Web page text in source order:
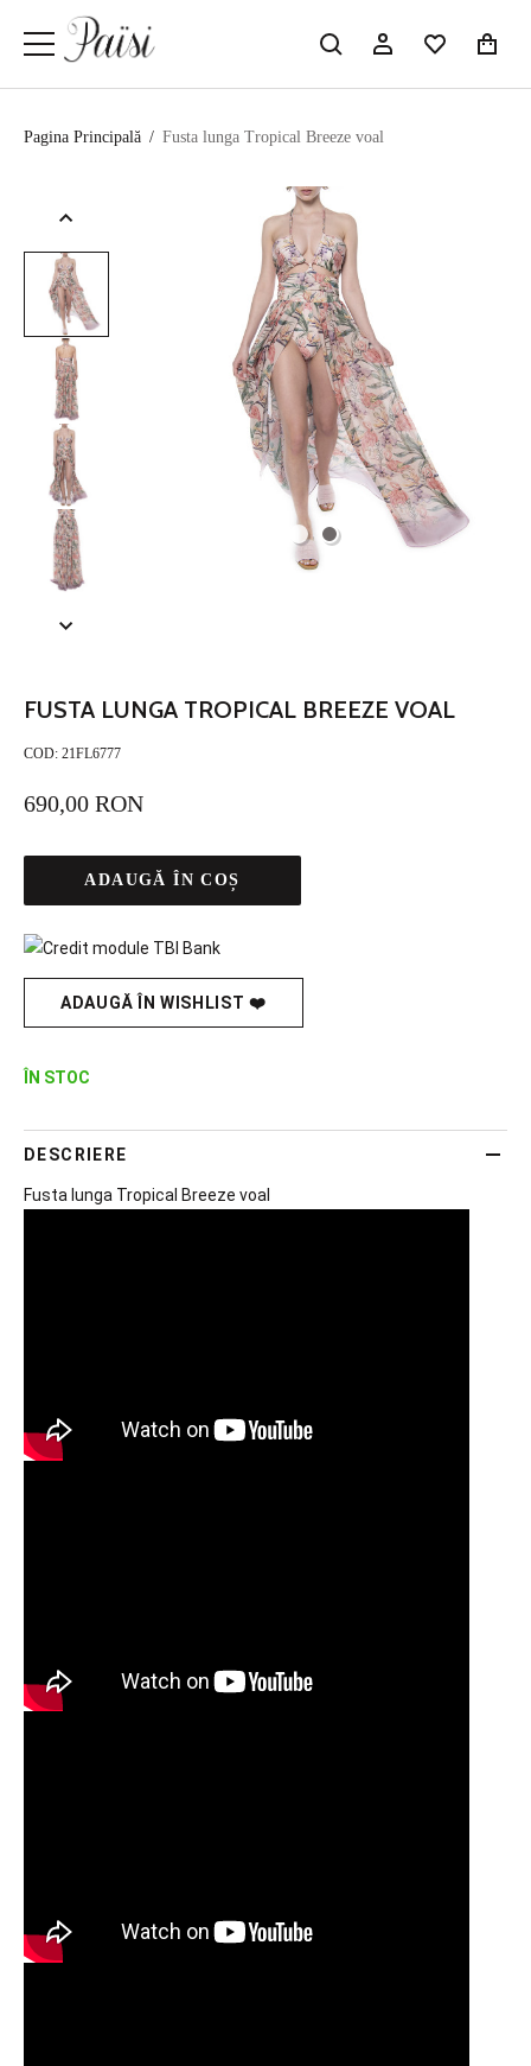
Pagina Principală / Fusta lunga Tropical Breeze voal
FUSTA LUNGA TROPICAL BREEZE VOAL
COD: 21FL6777
690,00 RON
ADAUGĂ ÎN COȘ
ADAUGĂ ÎN WISHLIST ❤️
ÎN STOC
DESCRIERE
Fusta lunga Tropical Breeze voal